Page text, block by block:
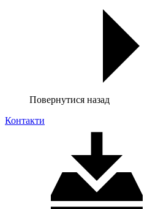
Повернутися назад
Контакти